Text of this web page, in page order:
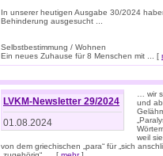
In unserer heutigen Ausgabe 30/2024
Behinderung ausgesucht ...
Selbstbestimmung / Wohnen
Ein neues Zuhause für 8 Menschen mit ... [
LVKM-Newsletter 29/2024
01.08.2024
… wir
und
weil
von dem griechischen „para“ für „sich